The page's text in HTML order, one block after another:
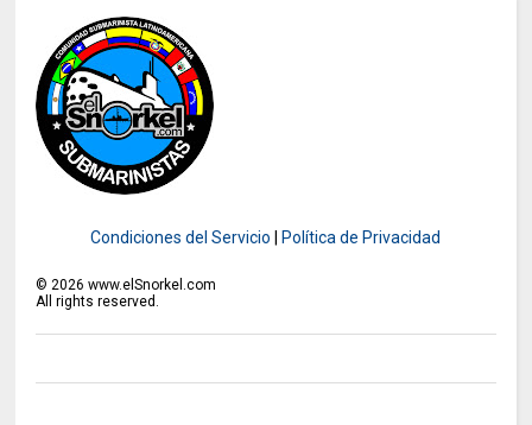
Condiciones del Servicio Política de Privacidad
© 2026 www.elSnorkel.com
All rights reserved.